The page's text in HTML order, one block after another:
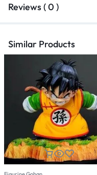
Reviews ( 0 )
Similar Products